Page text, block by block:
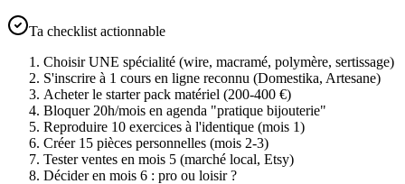
Ta checklist actionnable
Choisir UNE spécialité (wire, macramé, polymère, sertissage)
S'inscrire à 1 cours en ligne reconnu (Domestika, Artesane)
Acheter le starter pack matériel (200-400 €)
Bloquer 20h/mois en agenda "pratique bijouterie"
Reproduire 10 exercices à l'identique (mois 1)
Créer 15 pièces personnelles (mois 2-3)
Tester ventes en mois 5 (marché local, Etsy)
Décider en mois 6 : pro ou loisir ?